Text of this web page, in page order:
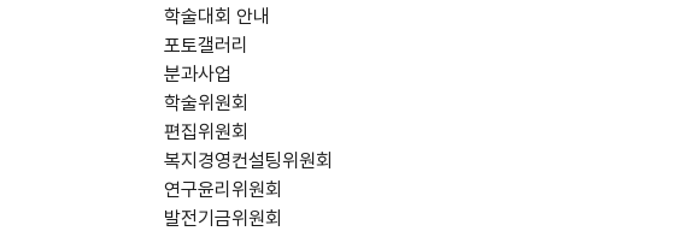
학술대회 안내
포토갤러리
분과사업
학술위원회
편집위원회
복지경영컨설팅위원회
연구윤리위원회
발전기금위원회